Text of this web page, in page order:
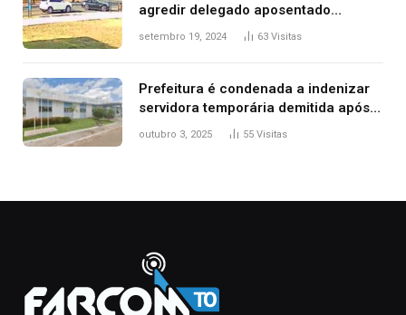
agredir delegado aposentado
durante confusão no trânsito
setembro 19, 2024 63 Visitas
Prefeitura é condenada a indenizar
servidora temporária demitida após
nascimento da filha
outubro 3, 2025 55 Visitas